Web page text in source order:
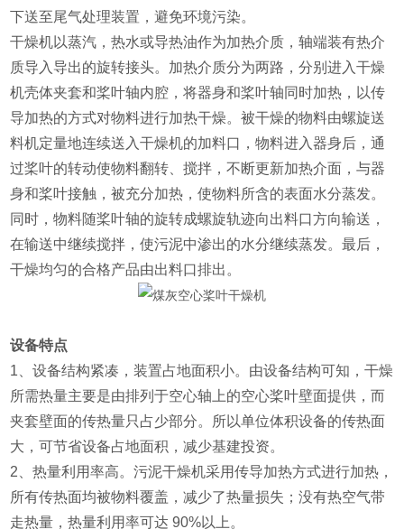
下送至尾气处理装置，避免环境污染。
干燥机以蒸汽，热水或导热油作为加热介质，轴端装有热介
质导入导出的旋转接头。加热介质分为两路，分别进入干燥
机壳体夹套和桨叶轴内腔，将器身和桨叶轴同时加热，以传
导加热的方式对物料进行加热干燥。被干燥的物料由螺旋送
料机定量地连续送入干燥机的加料口，物料进入器身后，通
过桨叶的转动使物料翻转、搅拌，不断更新加热介面，与器
身和桨叶接触，被充分加热，使物料所含的表面水分蒸发。
同时，物料随桨叶轴的旋转成螺旋轨迹向出料口方向输送，
在输送中继续搅拌，使污泥中渗出的水分继续蒸发。最后，
干燥均匀的合格产品由出料口排出。
设备特点
1、设备结构紧凑，装置占地面积小。由设备结构可知，干燥
所需热量主要是由排列于空心轴上的空心桨叶壁面提供，而
夹套壁面的传热量只占少部分。所以单位体积设备的传热面
大，可节省设备占地面积，减少基建投资。
2、热量利用率高。污泥干燥机采用传导加热方式进行加热，
所有传热面均被物料覆盖，减少了热量损失；没有热空气带
走热量，热量利用率可达 90%以上。